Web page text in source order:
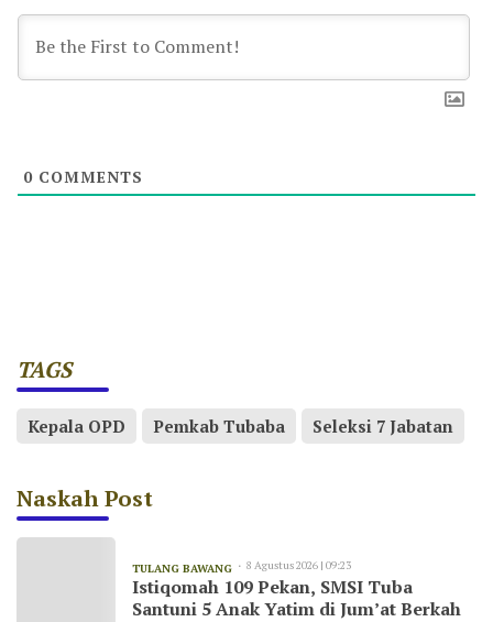
0 COMMENTS
TAGS
Kepala OPD Pemkab Tubaba Seleksi 7 Jabatan
Naskah Post
TULANG BAWANG 8 Agustus 2026 | 09:23
Istiqomah 109 Pekan, SMSI Tuba
Santuni 5 Anak Yatim di Jum’at Berkah